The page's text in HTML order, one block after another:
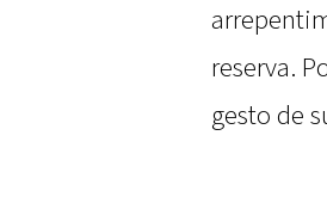
reserva.
gesto de